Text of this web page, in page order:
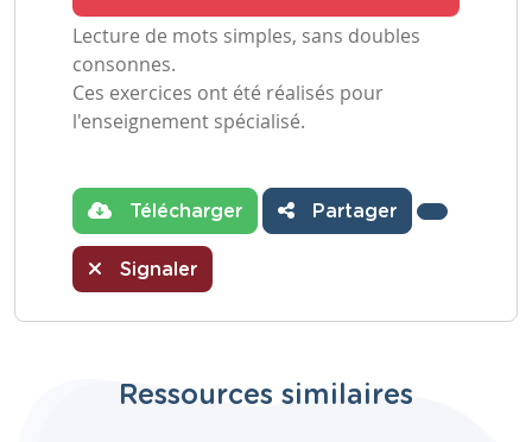
Lecture de mots simples, sans doubles
consonnes.
Ces exercices ont été réalisés pour
l'enseignement spécialisé.
Télécharger Partager
Signaler
Ressources similaires